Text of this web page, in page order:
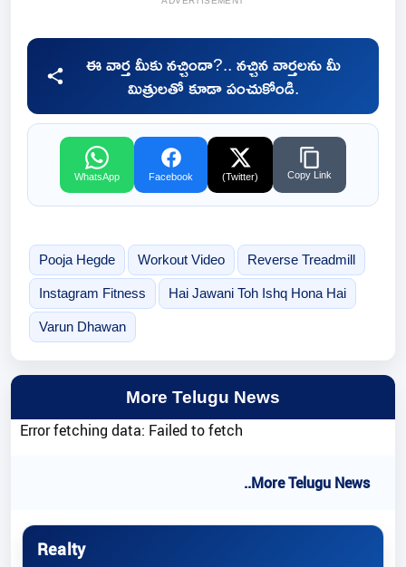
ఈ వార్త మీకు నచ్చిందా?.. నచ్చిన వార్తలను మీ
మిత్రులతో కూడా పంచుకోండి.
WhatsApp Facebook (Twitter) Copy Link
Pooja Hegde Workout Video Reverse Treadmill
Instagram Fitness Hai Jawani Toh Ishq Hona Hai
Varun Dhawan
More Telugu News
Error fetching data: Failed to fetch
..More Telugu News
Realty